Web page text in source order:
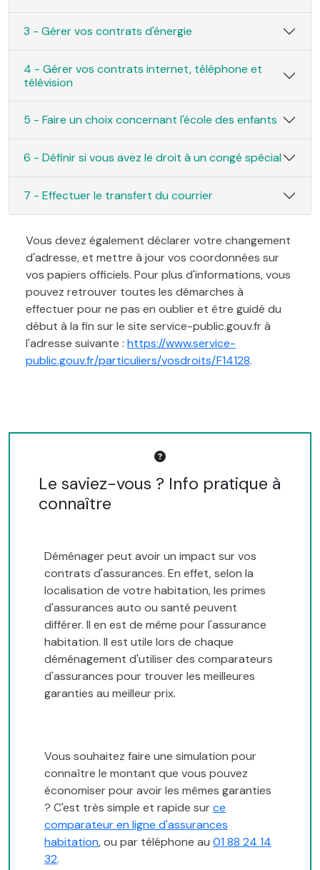
3 - Gérer vos contrats d'énergie
4 - Gérer vos contrats internet, téléphone et
télévision
5 - Faire un choix concernant l'école des enfants
6 - Définir si vous avez le droit à un congé spécial
7 - Effectuer le transfert du courrier
Vous devez également déclarer votre changement
d'adresse, et mettre à jour vos coordonnées sur
vos papiers officiels. Pour plus d'informations, vous
pouvez retrouver toutes les démarches à
effectuer pour ne pas en oublier et être guidé du
début à la fin sur le site service-public.gouv.fr à
l'adresse suivante : https://www.service-
public.gouv.fr/particuliers/vosdroits/F14128.
Le saviez-vous ? Info pratique à
connaître
Déménager peut avoir un impact sur vos
contrats d'assurances. En effet, selon la
localisation de votre habitation, les primes
d'assurances auto ou santé peuvent
différer. Il en est de même pour l'assurance
habitation. Il est utile lors de chaque
déménagement d'utiliser des comparateurs
d'assurances pour trouver les meilleures
garanties au meilleur prix.
Vous souhaitez faire une simulation pour
connaître le montant que vous pouvez
économiser pour avoir les mêmes garanties
? C'est très simple et rapide surce
comparateur en ligne d'assurances
habitation, ou par téléphone au 01 88 24 14
32.